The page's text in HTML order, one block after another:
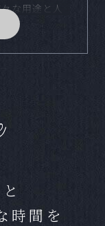
な用途と人
施いただけ
式など、お
りする場合
ださい。
時間を